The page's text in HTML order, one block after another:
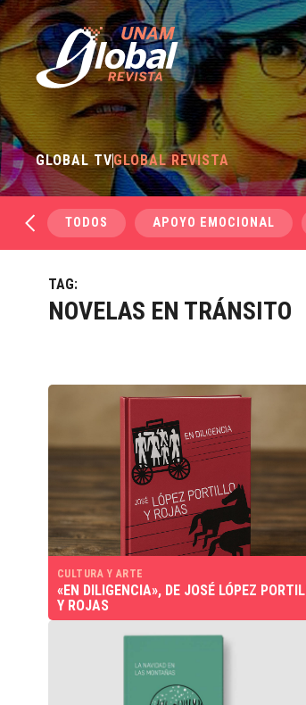
GLOBAL TVGLOBAL REVISTA
TODOS APOYO EMOCIONAL
TAG:
NOVELAS EN TRÁNSITO
CULTURA Y ARTE
«EN DILIGENCIA», DE JOSÉ LÓPEZ
Y ROJAS